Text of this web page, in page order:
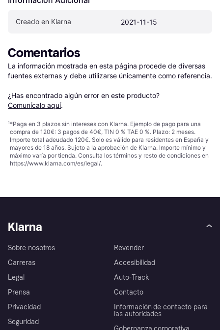
Creado en Klarna 2021-11-15
Comentarios
La información mostrada en esta página procede de diversas
fuentes externas y debe utilizarse únicamente como referencia.
¿Has encontrado algún error en este producto?
Comunícalo aquí.
¹*Paga en 3 plazos sin intereses con Klarna. Ejemplo de pago para una
compra de 120€: 3 pagos de 40€, TIN 0 % TAE 0 %. Plazo: 2 meses.
Importe total adeudado 120€. Solo es válido para residentes en España y
mayores de 18 años. Sujeto a la aprobación de Klarna. Importe mínimo y
máximo varía por tienda. Consulta los términos y resto de condiciones en
https://www.klarna.com/es/legal/.
Klarna
Sobre nosotros
Carreras
Legal
Prensa
Privacidad
Seguridad
Revender
Accesibilidad
Auto-Track
Contacto
Información de contacto para
las autoridades